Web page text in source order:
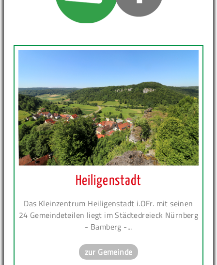
Heiligenstadt
Das Kleinzentrum Heiligenstadt i.OFr. mit seinen
24 Gemeindeteilen liegt im Städtedreieck Nürnberg
- Bamberg -...
zur Gemeinde